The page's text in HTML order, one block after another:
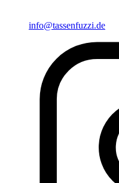
info@tassenfuzzi.de